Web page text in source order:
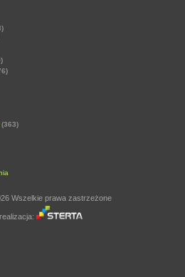
(363)
Wszelkie prawa zastrzeżone